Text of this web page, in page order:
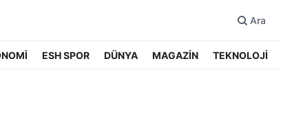
Ara
ESH SPOR DÜNYA MAGAZİN TEKNOLOJİ